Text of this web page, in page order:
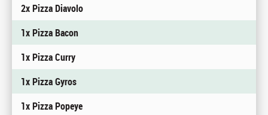
2x Pizza Diavolo
1x Pizza Bacon
1x Pizza Curry
1x Pizza Gyros
1x Pizza Popeye